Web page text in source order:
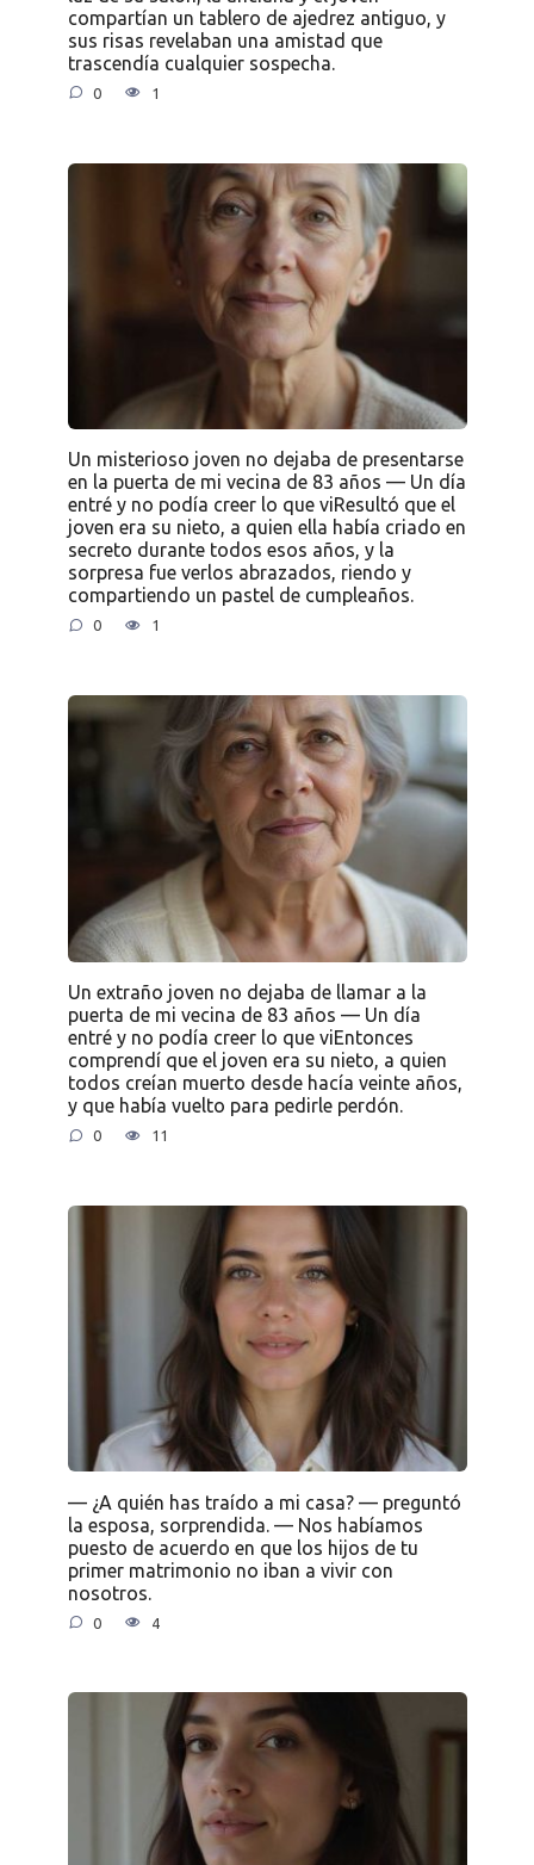
compartían un tablero de ajedrez antiguo, y
sus risas revelaban una amistad que
trascendía cualquier sospecha.
0 1
Un misterioso joven no dejaba de presentarse
en la puerta de mi vecina de 83 años — Un día
entré y no podía creer lo que viResultó que el
joven era su nieto, a quien ella había criado en
secreto durante todos esos años, y la
sorpresa fue verlos abrazados, riendo y
compartiendo un pastel de cumpleaños.
0 1
Un extraño joven no dejaba de llamar a la
puerta de mi vecina de 83 años — Un día
entré y no podía creer lo que viEntonces
comprendí que el joven era su nieto, a quien
todos creían muerto desde hacía veinte años,
y que había vuelto para pedirle perdón.
0 11
— ¿A quién has traído a mi casa? — preguntó
la esposa, sorprendida. — Nos habíamos
puesto de acuerdo en que los hijos de tu
primer matrimonio no iban a vivir con
nosotros.
0 4